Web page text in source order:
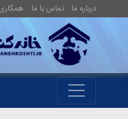
درباره ما تماس با ما